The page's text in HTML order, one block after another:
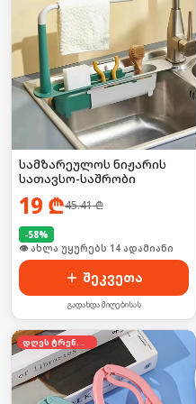
სამზარეულოს ნიჟარის
სათავსო-საშრობი
19 ₾45.41₾
-58%
🛒 ბოლო 24სთ-ში იყიდა 18-მა
შეკვეთა
გადახდა მიღებისას
დღეს ტრენდში